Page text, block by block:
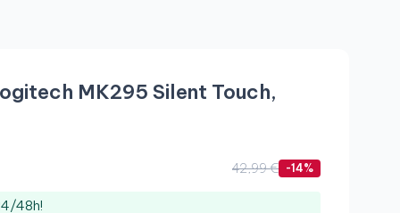
MK295 Silent Touch,
42,99 € -14%
48h!